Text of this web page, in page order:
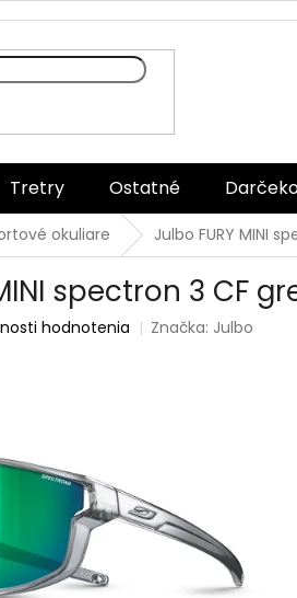
Tretry Ostatné
okuliare Julbo FURY MINI
spectron 3 CF
hodnotenia Značka: Julbo